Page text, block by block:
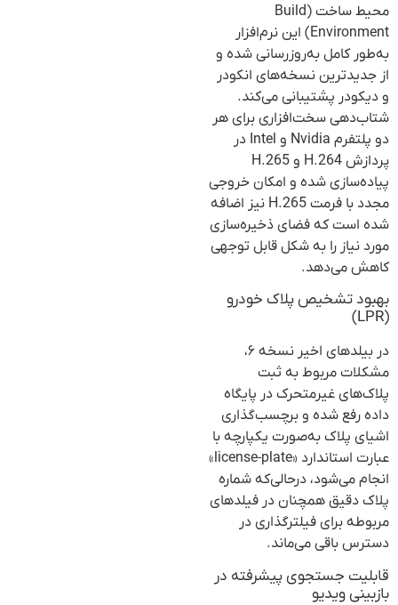
محیط ساخت (Build
Environment) این نرم‌افزار
به‌طور کامل به‌روزرسانی شده و
از جدیدترین نسخه‌های انکودر
و دیکودر پشتیبانی می‌کند.
شتاب‌دهی سخت‌افزاری برای هر
دو پلتفرم Nvidia و Intel در
پردازش H.264 و H.265
پیاده‌سازی شده و امکان خروجی
مجدد با فرمت H.265 نیز اضافه
شده است که فضای ذخیره‌سازی
مورد نیاز را به شکل قابل توجهی
کاهش می‌دهد.
بهبود تشخیص پلاک خودرو
(LPR)
در بیلدهای اخیر نسخه ۶،
مشکلات مربوط به ثبت
پلاک‌های غیرمتحرک در پایگاه
داده رفع شده و برچسب‌گذاری
اشیای پلاک به‌صورت یکپارچه با
عبارت استاندارد «license-plate»
انجام می‌شود، درحالی‌که شماره
پلاک دقیق همچنان در فیلدهای
مربوطه برای فیلترگذاری در
دسترس باقی می‌ماند.
قابلیت جستجوی پیشرفته در
بازبینی ویدیو